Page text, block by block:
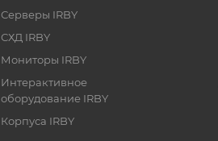
Серверы IRBY
СХД IRBY
Мониторы IRBY
Интерактивное
оборудование IRBY
Корпуса IRBY